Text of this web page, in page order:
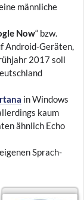
männliche
Now“ bzw.
Android-Geräten,
2017 soll
in Windows
kaum
ähnlich Echo
Sprach-